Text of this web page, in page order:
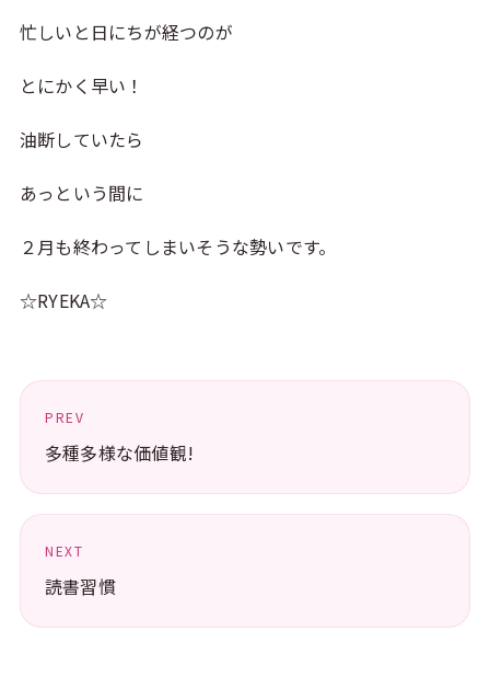
忙しいと日にちが経つのが
とにかく早い！
油断していたら
あっという間に
２月も終わってしまいそうな勢いです。
☆RYEKA☆
PREV
多種多様な価値観!
NEXT
読書習慣